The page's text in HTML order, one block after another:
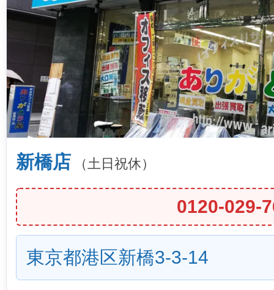
新橋店 （土日祝休）
0120-029-
東京都港区新橋3-3-14